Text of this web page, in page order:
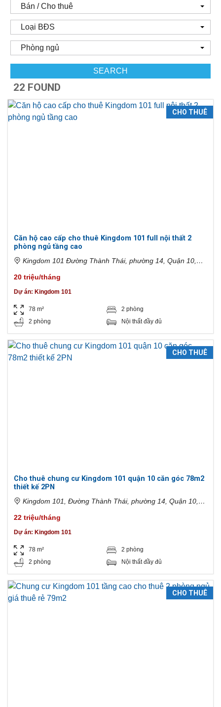
Bán / Cho thuê
Loại BĐS
Phòng ngủ
SEARCH
22 FOUND
CHO THUÊ
Căn hộ cao cấp cho thuê Kingdom 101 full nội thất 2
phòng ngủ tầng cao
Kingdom 101 Đường Thành Thái, phường 14, Quận 10,
20 triệu/tháng
Dự án: Kingdom 101
78 m²
2 phòng
2 phòng
Nội thất đầy đủ
CHO THUÊ
Cho thuê chung cư Kingdom 101 quận 10 căn góc 78m2
thiết kế 2PN
Kingdom 101, Đường Thành Thái, phường 14, Quận 10,
22 triệu/tháng
Dự án: Kingdom 101
78 m²
2 phòng
2 phòng
Nội thất đầy đủ
CHO THUÊ